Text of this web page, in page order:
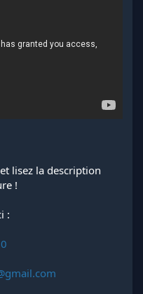
lisez la description
!
: